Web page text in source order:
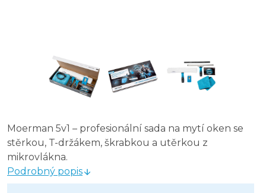
Moerman 5v1 – profesionální sada na mytí oken se
stěrkou, T-držákem, škrabkou a utěrkou z
mikrovlákna.
Podrobný popis